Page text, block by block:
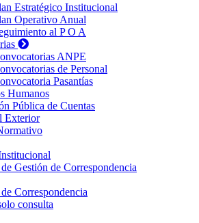
Estratégico Institucional
Operativo Anual
al P O A
ANPE
de Personal
Pasantías
Humanos
Pública de Cuentas
Exterior
de Gestión de Correspondencia
Correspondencia
consulta